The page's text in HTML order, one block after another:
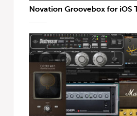
Novation Groovebox for iOS